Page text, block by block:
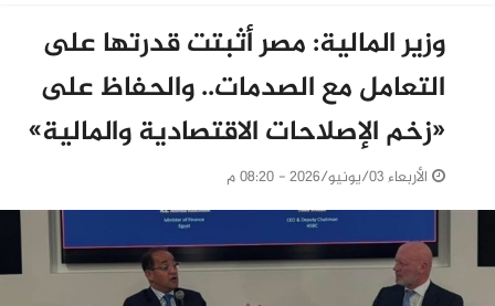
وزير المالية: مصر أثبتت قدرتها على
التعامل مع الصدمات.. والحفاظ على
«زخم الإصلاحات الاقتصادية والمالية»
الأربعاء 03/يونيو/2026 - 08:20 م